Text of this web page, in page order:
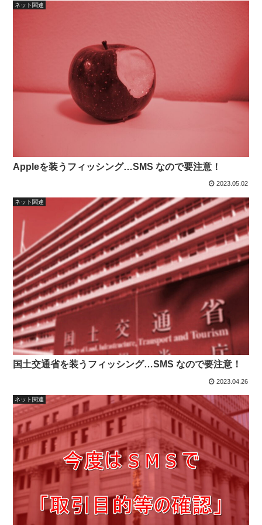
ネット関連
Appleを装うフィッシング…SMS なので要注意！
2023.05.02
ネット関連
国土交通省を装うフィッシング…SMS なので要注意！
2023.04.26
ネット関連